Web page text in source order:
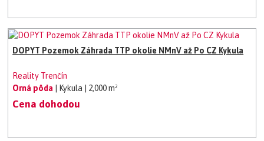
DOPYT Pozemok Záhrada TTP okolie NMnV až Po CZ Kykula
Reality Trenčín
Orná pôda
| Kykula | 2,000 m²
Cena dohodou